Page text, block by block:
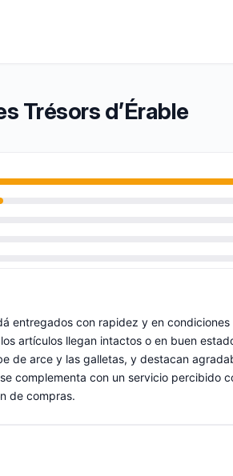
Trésors d’Érable
entregados con rapidez y en
artículos llegan intactos o en buen
de arce y las galletas, y destacan
complementa con un servicio percibido
de compras.